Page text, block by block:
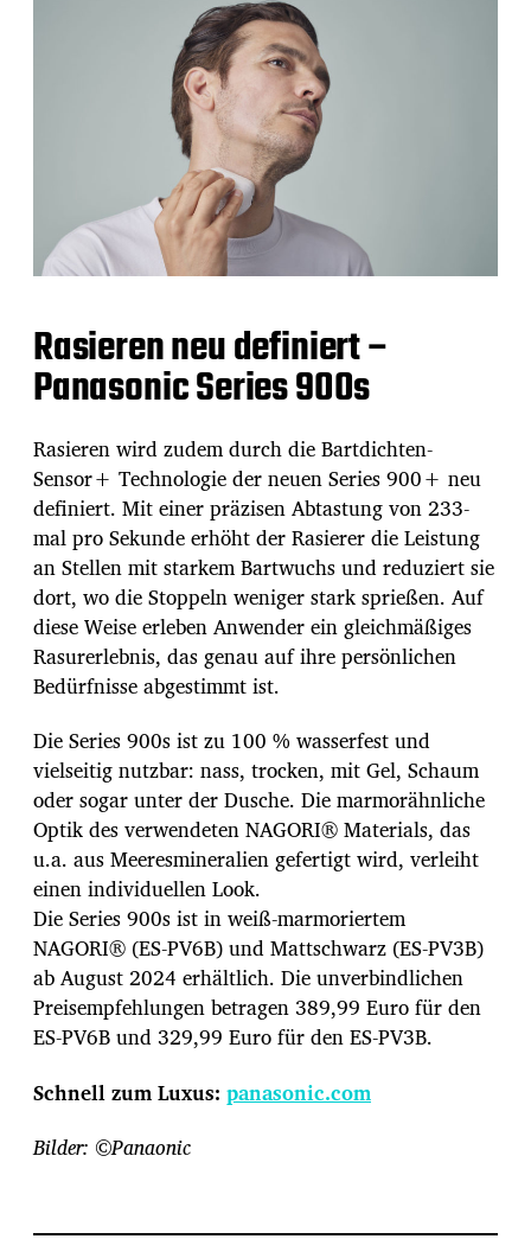
Rasieren neu definiert –
Panasonic Series 900s
Rasieren wird zudem durch die Bartdichten-
Sensor+ Technologie der neuen Series 900+ neu
definiert. Mit einer präzisen Abtastung von 233-
mal pro Sekunde erhöht der Rasierer die Leistung
an Stellen mit starkem Bartwuchs und reduziert sie
dort, wo die Stoppeln weniger stark sprießen. Auf
diese Weise erleben Anwender ein gleichmäßiges
Rasurerlebnis, das genau auf ihre persönlichen
Bedürfnisse abgestimmt ist.
Die Series 900s ist zu 100 % wasserfest und
vielseitig nutzbar: nass, trocken, mit Gel, Schaum
oder sogar unter der Dusche. Die marmorähnliche
Optik des verwendeten NAGORI® Materials, das
u.a. aus Meeresmineralien gefertigt wird, verleiht
einen individuellen Look.
Die Series 900s ist in weiß-marmoriertem
NAGORI® (ES-PV6B) und Mattschwarz (ES-PV3B)
ab August 2024 erhältlich. Die unverbindlichen
Preisempfehlungen betragen 389,99 Euro für den
ES-PV6B und 329,99 Euro für den ES-PV3B.
Schnell zum Luxus: panasonic.com
Bilder: ©Panaonic